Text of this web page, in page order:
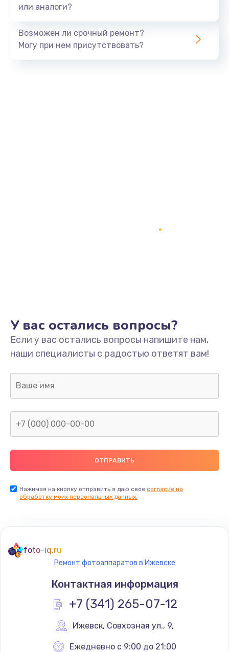
или аналоги?
Возможен ли срочный ремонт?
Могу при нем присутствовать?
У вас остались вопросы?
Если у вас остались вопросы напишите нам,
наши специалисты с радостью ответят вам!
Нажимая на кнопку отправить я даю свое согласие на
обработку моих персональных данных.
foto-iq.ru
Ремонт фотоаппаратов в Ижевске
Контактная информация
+7 (341) 265-07-12
Ижевск, Совхозная ул., 9,
Ежедневно с 9:00 до 21:00